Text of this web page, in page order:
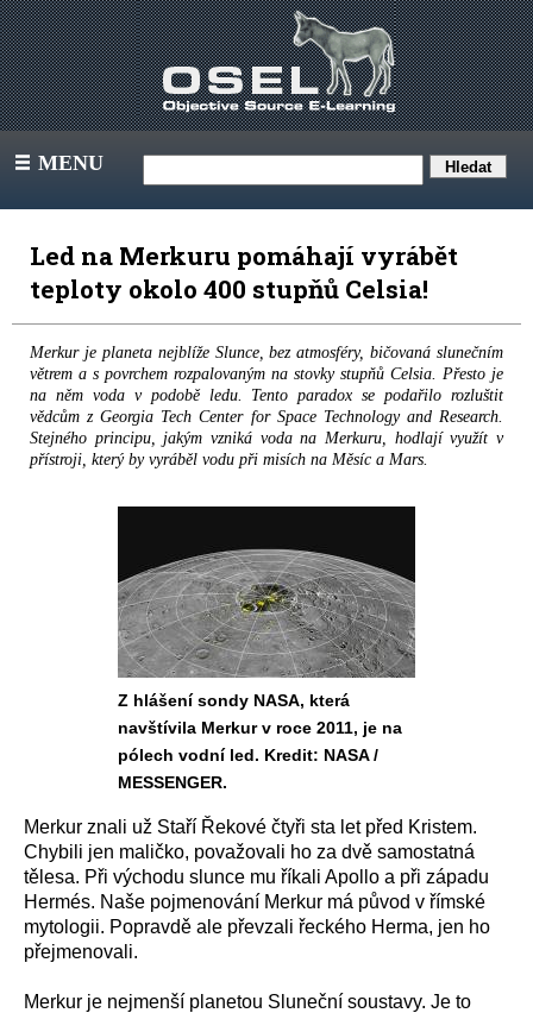
III MENU
Led na Merkuru pomáhají vyrábět
teploty okolo 400 stupňů Celsia!
Merkur je planeta nejblíže Slunce, bez atmosféry, bičovaná slunečním
větrem a s povrchem rozpalovaným na stovky stupňů Celsia. Přesto je
na něm voda v podobě ledu. Tento paradox se podařilo rozluštit
vědcům z Georgia Tech Center for Space Technology and Research.
Stejného principu, jakým vzniká voda na Merkuru, hodlají využít v
přístroji, který by vyráběl vodu při misích na Měsíc a Mars.
Z hlášení sondy NASA, která
navštívila Merkur v roce 2011, je na
pólech vodní led. Kredit: NASA /
MESSENGER.
Merkur znali už Staří Řekové čtyři sta let před Kristem.
Chybili jen maličko, považovali ho za dvě samostatná
tělesa. Při východu slunce mu říkali Apollo a při západu
Hermés. Naše pojmenování Merkur má původ v římské
mytologii. Popravdě ale převzali řeckého Herma, jen ho
přejmenovali.
Merkur je nejmenší planetou Sluneční soustavy. Je to